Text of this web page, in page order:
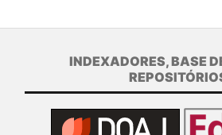
INDEXADORES, BASE